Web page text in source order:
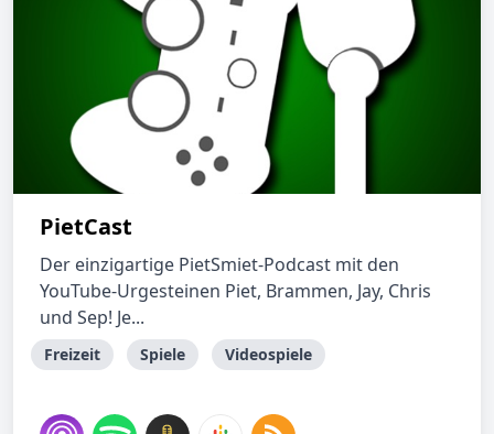
PietCast
Der einzigartige PietSmiet-Podcast mit den
YouTube-Urgesteinen Piet, Brammen, Jay, Chris
und Sep! Je...
Freizeit Spiele Videospiele